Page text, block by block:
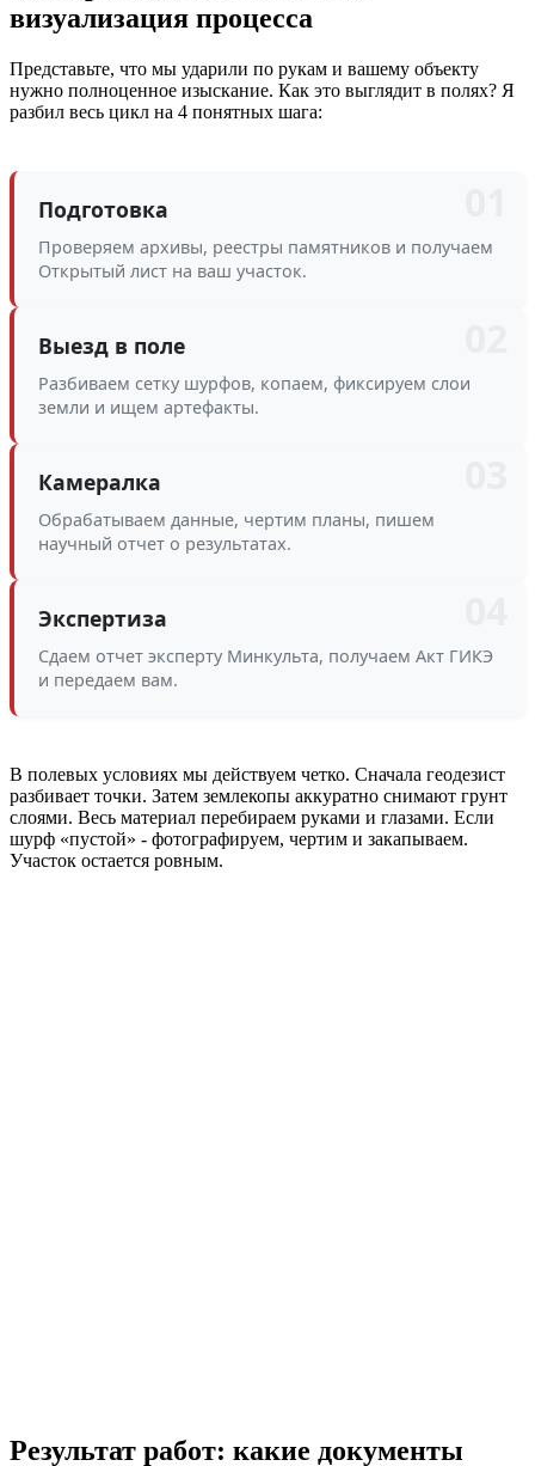
визуализация процесса
Представьте, что мы ударили по рукам и вашему объекту
нужно полноценное изыскание. Как это выглядит в полях? Я
разбил весь цикл на 4 понятных шага:
Подготовка
Проверяем архивы, реестры памятников и получаем
Открытый лист на ваш участок.
Выезд в поле
Разбиваем сетку шурфов, копаем, фиксируем слои
земли и ищем артефакты.
Камералка
Обрабатываем данные, чертим планы, пишем
научный отчет о результатах.
Экспертиза
Сдаем отчет эксперту Минкульта, получаем Акт ГИКЭ
и передаем вам.
В полевых условиях мы действуем четко. Сначала геодезист
разбивает точки. Затем землекопы аккуратно снимают грунт
слоями. Весь материал перебираем руками и глазами. Если
шурф «пустой» - фотографируем, чертим и закапываем.
Участок остается ровным.
Результат работ: какие документы